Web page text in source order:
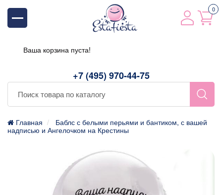
+7 (495) 970-44-75
0
Ваша корзина пуста!
Главная
Баблс с белыми перьями и бантиком, с вашей
надписью и Ангелочком на Крестины